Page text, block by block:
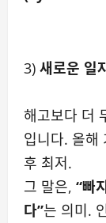
3) 새로운 일
해고보다 더
입니다. 올해
후 최저.
그 말은, “빠
다”는 의미.